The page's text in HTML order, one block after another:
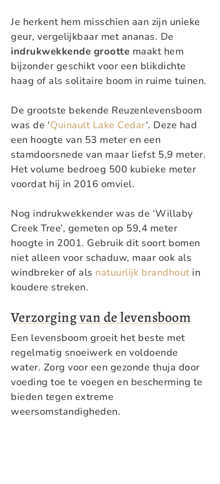
Je herkent hem misschien aan zijn unieke
geur, vergelijkbaar met ananas. De
indrukwekkende grootte maakt hem
bijzonder geschikt voor een blikdichte
haag of als solitaire boom in ruime tuinen.
De grootste bekende Reuzenlevensboom
was de ‘Quinault Lake Cedar‘. Deze had
een hoogte van 53 meter en een
stamdoorsnede van maar liefst 5,9 meter.
Het volume bedroeg 500 kubieke meter
voordat hij in 2016 omviel.
Nog indrukwekkender was de ‘Willaby
Creek Tree’, gemeten op 59,4 meter
hoogte in 2001. Gebruik dit soort bomen
niet alleen voor schaduw, maar ook als
windbreker of als natuurlijk brandhoutin
koudere streken.
Verzorging van de levensboom
Een levensboom groeit het beste met
regelmatig snoeiwerk en voldoende
water. Zorg voor een gezonde thuja door
voeding toe te voegen en bescherming te
bieden tegen extreme
weersomstandigheden.